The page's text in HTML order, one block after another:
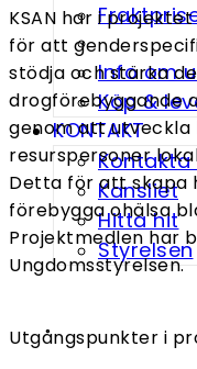
Info om
Köp &
KONTAKT
Kontakta
Kansliet
Hitta hit
Styrelsen
KSAN har i
för att
stödja och stärka
drogförebyggande
genom att
resurspersoner
Detta för att skapa
förebygga ohälsa
Projektmedlen har
Ungdomsstyrelsen.
Utgångspunkter i